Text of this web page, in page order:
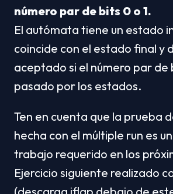
número par de bits 0 o 1.
El autómata tiene un estado
coincide con el estado final y
aceptado si el número par de
pasado por los estados.
Ten en cuenta que la prueba
hecha con el múltiple run es
trabajo requerido en los
Ejercicio siguiente realizado